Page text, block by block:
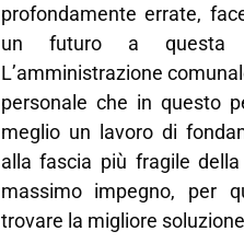
profondamente errate,
un futuro a questa
L’amministrazione
personale che in questo
meglio un lavoro di
alla fascia più fragile
massimo impegno, per
trovare la migliore